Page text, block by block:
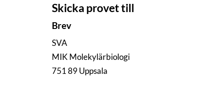
Skicka provet till
Brev
SVA
MIK Molekylärbiologi
751 89 Uppsala